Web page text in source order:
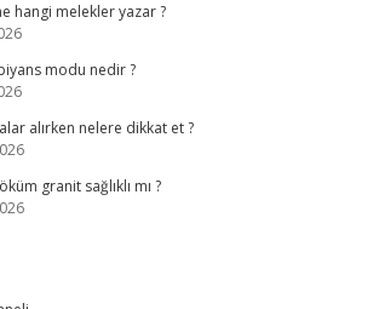
hangi melekler yazar ?
modu nedir ?
alırken nelere dikkat et ?
granit sağlıklı mı ?